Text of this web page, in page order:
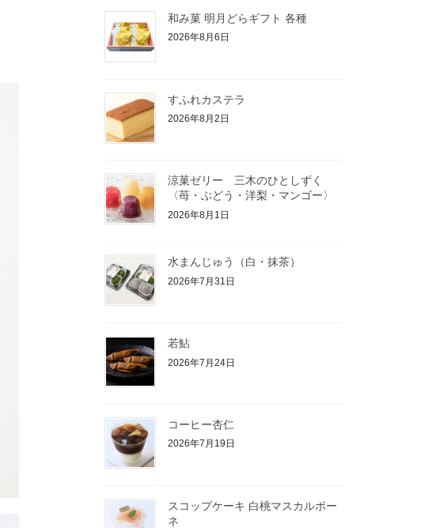
和み菓 明月どらギフト 各種
2026年8月6日
すふれカステラ
2026年8月2日
涼菓ゼリー 三木のひとしずく
〈苺・ぶどう・洋梨・マンゴー〉
2026年8月1日
水まんじゅう（白・抹茶）
2026年7月31日
若鮎
2026年7月24日
コーヒー杏仁
2026年7月19日
スコップケーキ 白桃マスカルポー
ネ